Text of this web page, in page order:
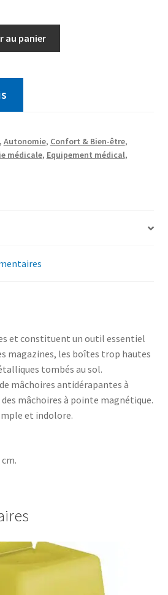
au panier
, Autonomie, Confort & Bien-être,
médicale, Equipement médical,
et constituent un outil essentiel
magazines, les boîtes trop hautes
tombés au sol.
mâchoires antidérapantes à
mâchoires à pointe magnétique.
et indolore.